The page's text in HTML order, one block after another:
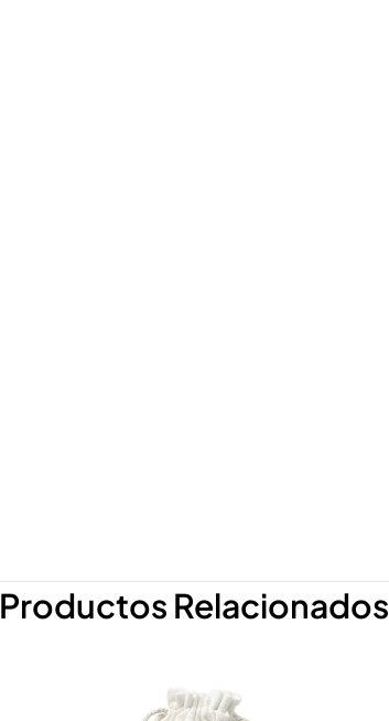
Productos Relacionados